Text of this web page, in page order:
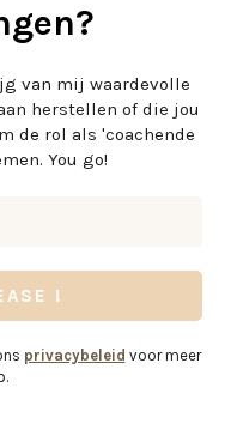
van mij waardevolle
herstellen of die jou
de rol als 'coachende
You go!
privacybeleid voor meer